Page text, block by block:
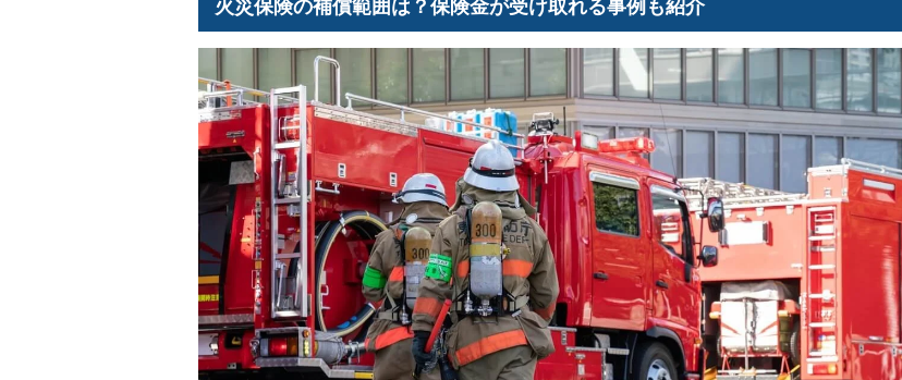
火災保険の補償範囲は？保険金が受け取れる事例も紹介